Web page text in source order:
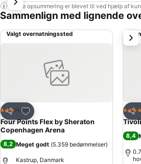
Denne opsummering er blevet til ved hjælp af
Sammenlign med lignende
Valgt overnatningssted
Del
Føj til favoritter
3 Stjerner
Hotel
Four Points Flex by Sheraton
Copenhagen Arena
8,2 Meget godt (5.359 bedømmelser)
Kastrup, Danmark
Del
4
8,4